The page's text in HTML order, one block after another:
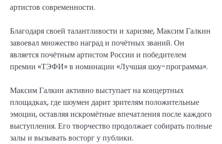
артистов современности.
Благодаря своей талантливости и харизме, Максим Галкин
завоевал множество наград и почётных званий. Он
является почётным артистом России и победителем
премии «ТЭФИ» в номинации «Лучшая шоу-программа».
Максим Галкин активно выступает на концертных
площадках, где шоумен дарит зрителям положительные
эмоции, оставляя искромётные впечатления после каждого
выступления. Его творчество продолжает собирать полные
залы и вызывать восторг у публики.